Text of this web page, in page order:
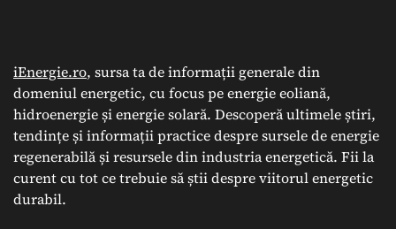
iEnergie.ro, sursa ta de informații generale din
domeniul energetic, cu focus pe energie eoliană,
hidroenergie și energie solară. Descoperă ultimele știri,
tendințe și informații practice despre sursele de energie
regenerabilă și resursele din industria energetică. Fii la
curent cu tot ce trebuie să știi despre viitorul energetic
durabil.